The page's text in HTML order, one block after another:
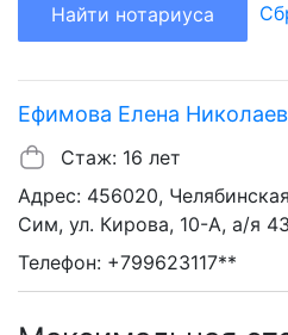
Найти нотариуса
Ефимова Елена
Стаж: 16 лет
Адрес: 456020,
Сим, ул. Кирова, 10-А, а/я
Телефон: +799623117**